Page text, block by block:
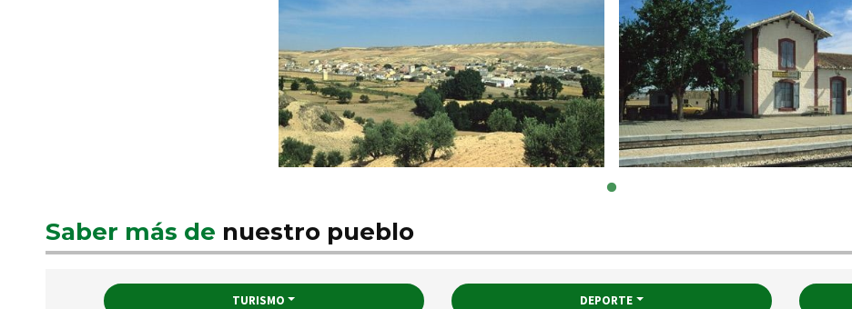
Saber más de nuestro pueblo
TURISMO DEPORTE